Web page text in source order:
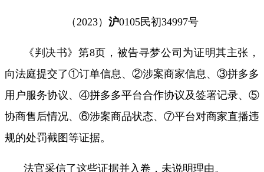
（ 2023） 沪0105民初34997号
《判决书》第8页，被告寻梦公司为证明其主张，
向法庭提交了①订单信息、②涉案商家信息、③拼多多
用户服务协议、④拼多多平台合作协议及签署记录、⑤
协商售后情况、⑥涉案商品状态、⑦平台对商家直播违
规的处罚截图等证据。
法官采信了这些证据并入卷，未说明理由。